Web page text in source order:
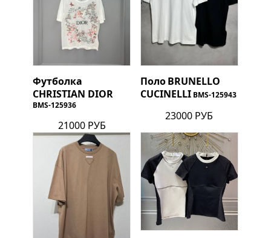
Футболка
CHRISTIAN DIOR
BMS-125936
21000 РУБ
Поло BRUNELLO
CUCINELLI BMS-125943
23000 РУБ